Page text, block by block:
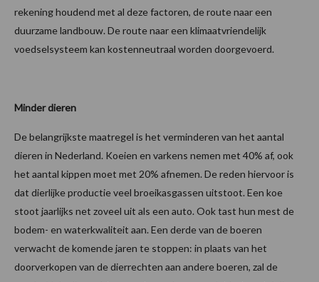
rekening houdend met al deze factoren, de route naar een
duurzame landbouw. De route naar een klimaatvriendelijk
voedselsysteem kan kostenneutraal worden doorgevoerd.
Minder dieren
De belangrijkste maatregel is het verminderen van het aantal
dieren in Nederland. Koeien en varkens nemen met 40% af, ook
het aantal kippen moet met 20% afnemen. De reden hiervoor is
dat dierlijke productie veel broeikasgassen uitstoot. Een koe
stoot jaarlijks net zoveel uit als een auto. Ook tast hun mest de
bodem- en waterkwaliteit aan. Een derde van de boeren
verwacht de komende jaren te stoppen: in plaats van het
doorverkopen van de dierrechten aan andere boeren, zal de